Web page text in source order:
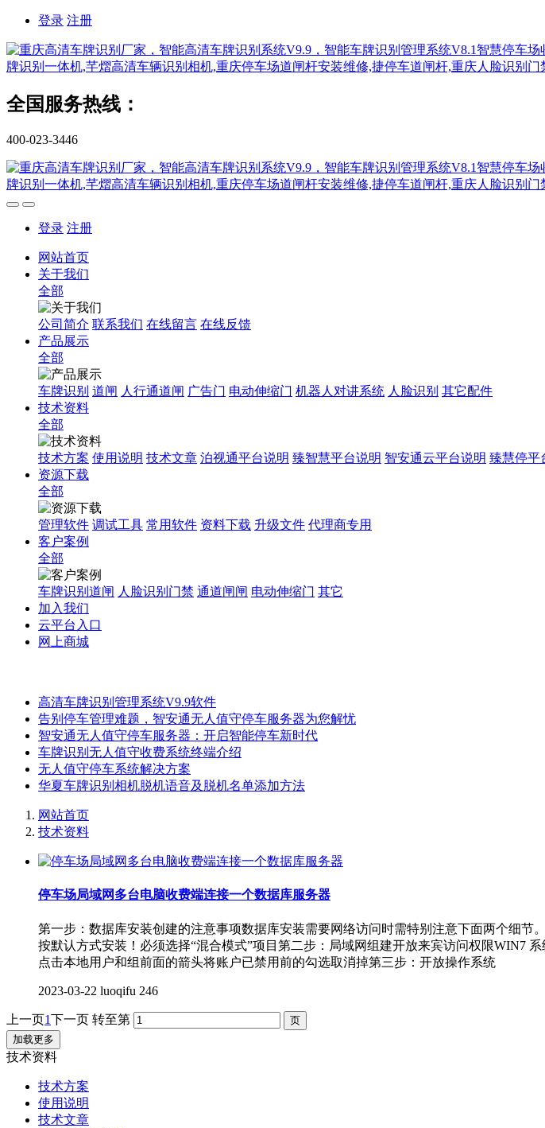
登录 注册
全国服务热线：
400-023-3446
登录 注册
网站首页
关于我们
全部
公司简介 联系我们 在线留言 在线反馈
产品展示
全部
车牌识别 道闸 人行通道闸 广告门 电动伸缩门 机器人对讲系统 人脸识别 其它配件
技术资料
全部
技术方案 使用说明 技术文章 泊视通平台说明 臻智慧平台说明 智安通云平台说明 臻慧停平
资源下载
全部
管理软件 调试工具 常用软件 资料下载 升级文件 代理商专用
客户案例
全部
车牌识别道闸 人脸识别门禁 通道闸闸 电动伸缩门 其它
加入我们
云平台入口
网上商城
高清车牌识别管理系统V9.9软件
告别停车管理难题，智安通无人值守停车服务器为您解忧
智安通无人值守停车服务器：开启智能停车新时代
车牌识别无人值守收费系统终端介绍
无人值守停车系统解决方案
华夏车牌识别相机脱机语音及脱机名单添加方法
网站首页
技术资料
停车场局域网多台电脑收费端连接一个数据库服务器
第一步：数据库安装创建的注意事项数据库安装需要网络访问时需特别注意下面两个细
按默认方式安装！必须选择“混合模式”项目第二步：局域网组建开放来宾访问权限WIN7
点击本地用户和组前面的箭头将账户已禁用前的勾选取消掉第三步：开放操作系统
2023-03-22 luoqifu 246
上一页1下一页 转至第
加载更多
技术资料
技术方案
使用说明
技术文章